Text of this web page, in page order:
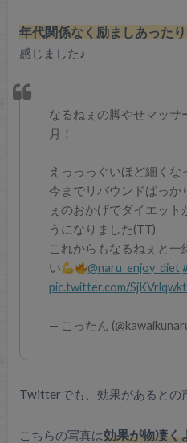
年代関係なく励ましあった
感じました♪
なるねぇの脚やせマッサ
月！
えっっっぐいほど細くな
今までリバウンドばっか
ぇのおかげでダイエット
うになりました(TT)
これからもなるねぇと一
い
@naru_enjoy_diet
pic.twitter.com/SjKVrlqwkt
— こったん
Twitterでも、効果があるとの
こちらの写真は効果が物凄く